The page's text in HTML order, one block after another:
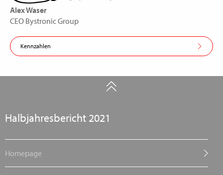
Alex Waser
CEO Bystronic Group
Kennzahlen
Halbjahresbericht 2021
Homepage